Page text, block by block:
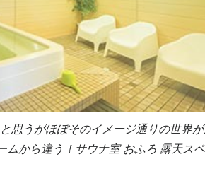
思うがほぼそのイメージ通りの世界
ムから違う！サウナ室 おふろ 露天ス